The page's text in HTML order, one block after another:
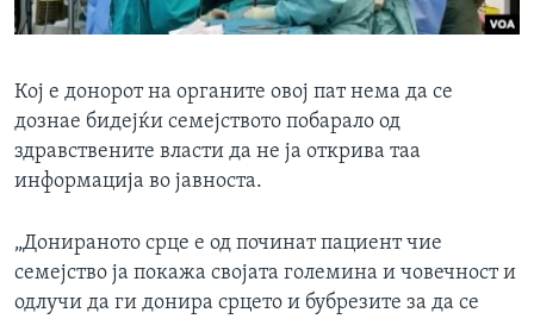
Кој е донорот на органите овој пат нема да се
дознае бидејќи семејството побарало од
здравствените власти да не ја открива таа
информација во јавноста.
„Донираното срце е од починат пациент чие
семејство ја покажа својата големина и човечност и
одлучи да ги донира срцето и бубрезите за да се